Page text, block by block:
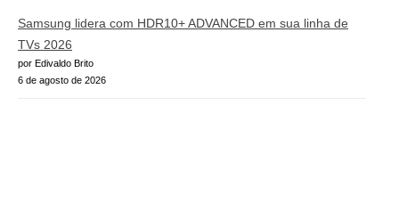
Samsung lidera com HDR10+ ADVANCED em sua linha de
TVs 2026
por Edivaldo Brito
6 de agosto de 2026